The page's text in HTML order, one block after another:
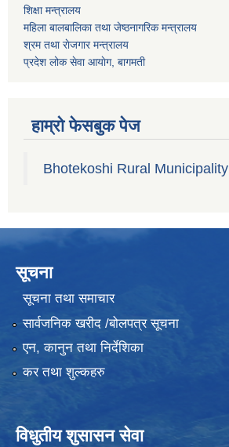
शिक्षा मन्त्रालय
महिला बालबालिका तथा जेष्ठनागरिक मन्त्रालय
श्रम तथा राेजगार मन्त्रालय
प्रदेश लोक सेवा आयाेग, बागमती
हाम्रो फेसबुक पेज
Bhotekoshi Rural Municipality
सूचना
सूचना तथा समाचार
सार्वजनिक खरीद /बोलपत्र सूचना
एन, कानुन तथा निर्देशिका
कर तथा शुल्कहरु
विधुतीय शुसासन सेवा